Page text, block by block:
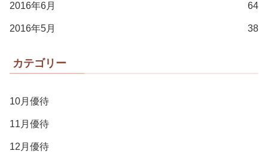
2016年6月 64
2016年5月 38
カテゴリー
10月優待
11月優待
12月優待